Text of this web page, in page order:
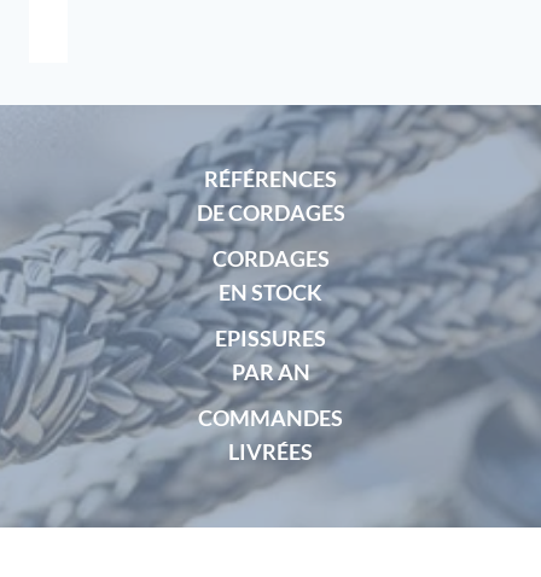
RÉFÉRENCES
DE CORDAGES
CORDAGES
EN STOCK
EPISSURES
PAR AN
COMMANDES
LIVRÉES